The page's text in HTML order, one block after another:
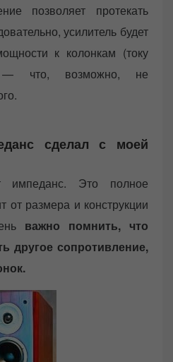
позволяет протекать
усилитель будет
к колонкам (току
— что, возможно, не
сделал с моей
импеданс. Это полное
от размера и конструкции
важно помнить, что
другое сопротивление,